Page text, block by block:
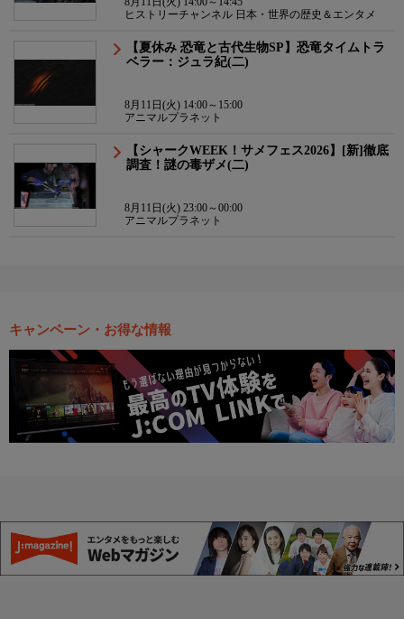
ヒストリーチャンネル 日本・世界の歴史＆エンタメ
【夏休み 恐竜と古代生物SP】恐竜タイムトラ
ベラー：ジュラ紀(二)
8月11日(火) 14:00～15:00
アニマルプラネット
【シャークWEEK！サメフェス2026】[新]徹底
調査！謎の毒ザメ(二)
8月11日(火) 23:00～00:00
アニマルプラネット
キャンペーン・お得な情報